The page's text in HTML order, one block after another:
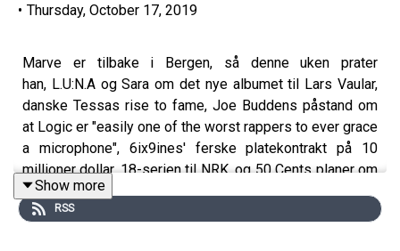
• Thursday, October 17, 2019
Marve er tilbake i Bergen, så denne uken prater
han, L.U:N.A og Sara om det nye albumet til Lars Vaular,
danske Tessas rise to fame, Joe Buddens påstand om
at Logic er "easily one of the worst rappers to ever grace
a microphone", 6ix9ines' ferske platekontrakt på 10
millioner dollar, 18-serien til NRK, og 50 Cents planer om
dokumentarserie.
Du kan også se alle episoder i videoformat på YLTV.
Show more
RSS